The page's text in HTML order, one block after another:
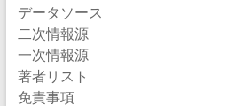
データソース
二次情報源
一次情報源
著者リスト
免責事項